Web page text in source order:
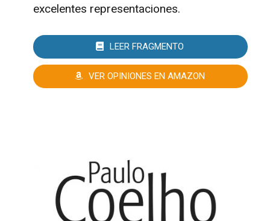
excelentes representaciones.
LEER FRAGMENTO
VER OPINIONES EN AMAZON